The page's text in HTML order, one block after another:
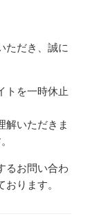
ただき、誠に
トを一時休止
解いただきま
るお問い合わ
ります。